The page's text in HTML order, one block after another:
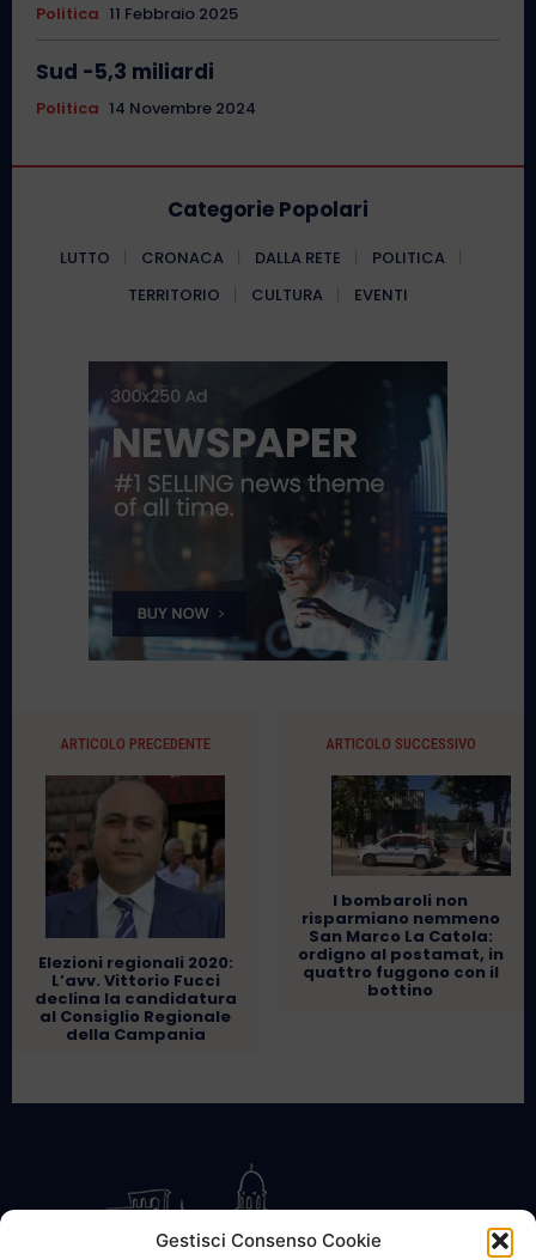
Gestisci Consenso Cookie
Politica 11 Febbraio 2025
Sud -5,3 miliardi
Politica 14 Novembre 2024
Categorie Popolari
LUTTO CRONACA DALLA RETE
POLITICA
TERRITORIO
CULTURA EVENTI
ARTICOLO PRECEDENTE
Elezioni regionali 2020:
L’avv. Vittorio Fucci
declina la candidatura
al Consiglio Regionale
della Campania
ARTICOLO SUCCESSIVO
I bombaroli non
risparmiano nemmeno
San Marco La Catola:
ordigno al postamat, in
quattro fuggono con il
bottino